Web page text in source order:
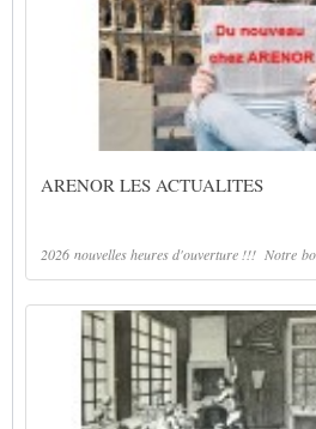
ARENOR LES ACTUALITES
2026 nouvelles heures d'ouverture !!! Notre